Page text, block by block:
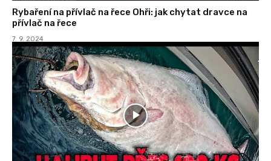
Rybaření na přívlač na řece Ohři: jak chytat dravce na
přívlač na řece
7. 9. 2024